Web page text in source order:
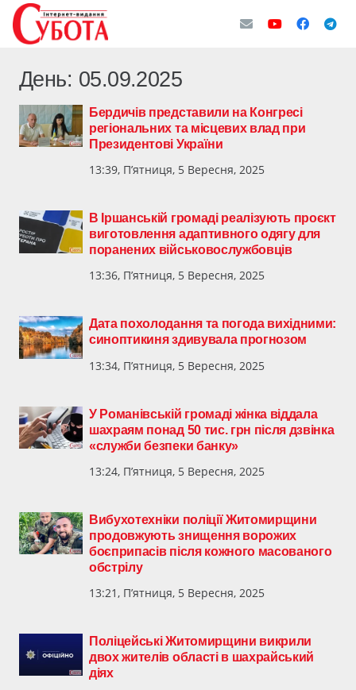
День: 05.09.2025
Бердичів представили на Конгресі
регіональних та місцевих влад при
Президентові України
13:39, П’ятниця, 5 Вересня, 2025
В Іршанській громаді реалізують проєкт
виготовлення адаптивного одягу для
поранених військовослужбовців
13:36, П’ятниця, 5 Вересня, 2025
Дата похолодання та погода вихідними:
синоптикиня здивувала прогнозом
13:34, П’ятниця, 5 Вересня, 2025
У Романівській громаді жінка віддала
шахраям понад 50 тис. грн після дзвінка
«служби безпеки банку»
13:24, П’ятниця, 5 Вересня, 2025
Вибухотехніки поліції Житомирщини
продовжують знищення ворожих
боєприпасів після кожного масованого
обстрілу
13:21, П’ятниця, 5 Вересня, 2025
Поліцейські Житомирщини викрили
двох жителів області в шахрайський
діях